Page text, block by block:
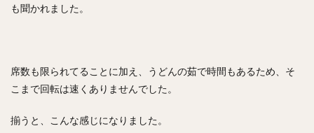
も聞かれました。
席数も限られてることに加え、うどんの茹で時間もあるため、そ
こまで回転は速くありませんでした。
揃うと、こんな感じになりました。